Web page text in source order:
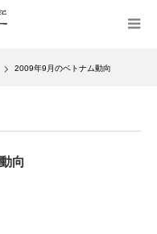
2009年9月のベトナム動向
向